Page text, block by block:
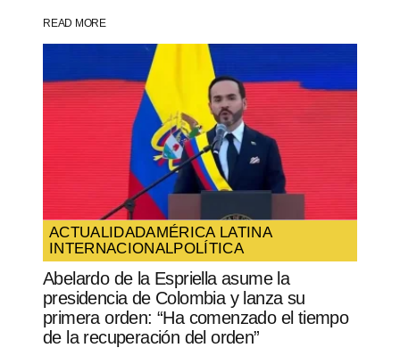
Your Name*
Your E-mail
Guarda mi nombre, correo electrónico y
web en este navegador para la próxima
vez que comente.
SUBMIT COMMENT
READ MORE
ACTUALIDADAMÉRICA LATINA
INTERNACIONALPOLÍTICA
Abelardo de la Espriella asume la
presidencia de Colombia y lanza su
primera orden: “Ha comenzado el tiempo
de la recuperación del orden”